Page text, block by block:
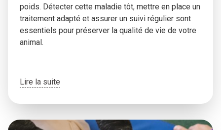
poids. Détecter cette maladie tôt, mettre en place un
traitement adapté et assurer un suivi régulier sont
essentiels pour préserver la qualité de vie de votre
animal.
Lire la suite